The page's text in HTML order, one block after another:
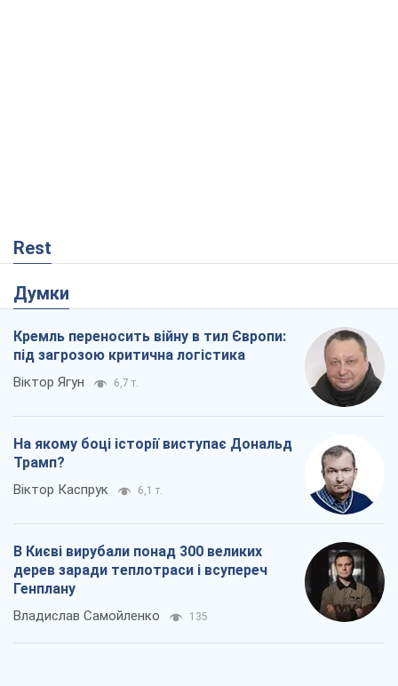
Rest
Думки
Кремль переносить війну в тил Європи:
під загрозою критична логістика
Віктор Ягун 6,7 т.
На якому боці історії виступає Дональд
Трамп?
Віктор Каспрук 6,1 т.
В Києві вирубали понад 300 великих
дерев заради теплотраси і всупереч
Генплану
Владислав Самойленко 135